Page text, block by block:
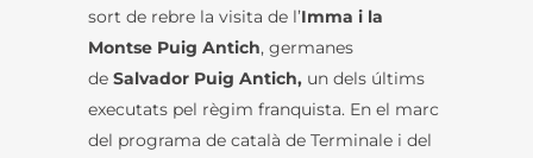
sort de rebre la visita de l’Imma i la
Montse Puig Antich, germanes
de Salvador Puig Antich, un dels últims
executats pel règim franquista. En el marc
del programa de català de Terminale i del